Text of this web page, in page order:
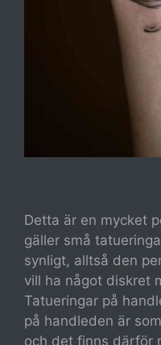
Detta är en mycket
gäller små
synligt, alltså den
vill ha något diskret
Tatueringar på
på handleden är
och det finns därför